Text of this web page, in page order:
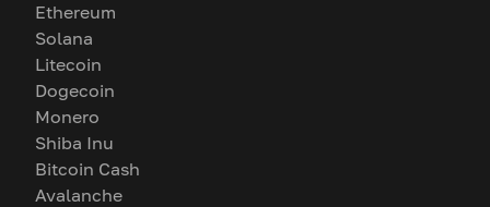
Ethereum
Solana
Litecoin
Dogecoin
Monero
Shiba Inu
Bitcoin Cash
Avalanche